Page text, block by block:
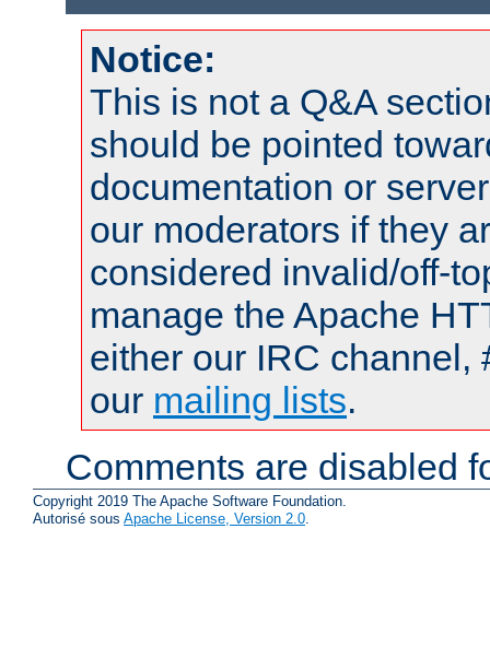
Notice:
This is not a Q&A
should be pointed
documentation or
our moderators if they
considered invalid/off-
manage the Apache
either our IRC channel,
our mailing lists.
Comments are disabled
Copyright 2019 The Apache Software Foundation.
Autorisé sous Apache License, Version 2.0